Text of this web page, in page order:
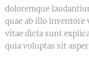
doloremque
quae ab illo inventore
vitae dicta sunt
quia voluptas sit